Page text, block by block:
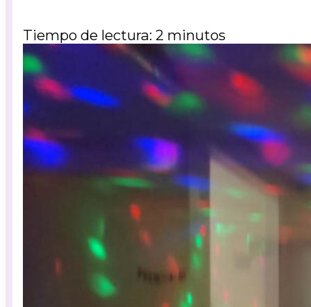
Tiempo de lectura: 2 minutos